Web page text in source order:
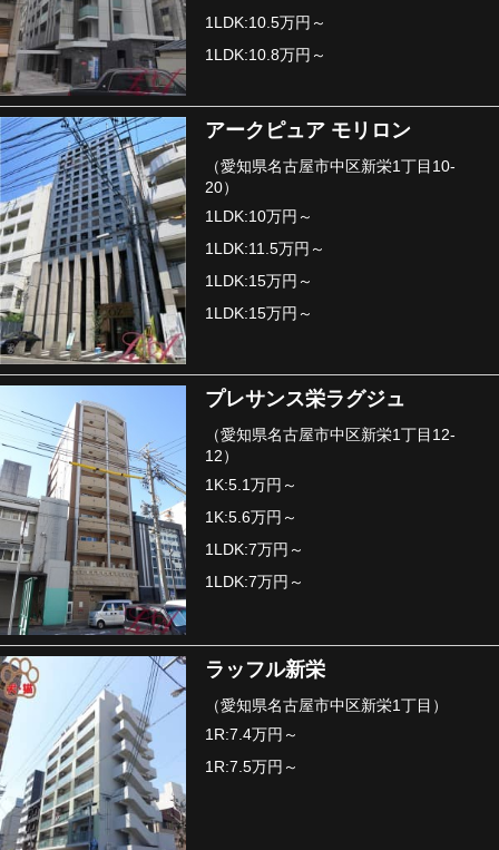
1LDK:10.5万円～
1LDK:10.8万円～
アークピュア モリロン
（愛知県名古屋市中区新栄1丁目10-
20）
1LDK:10万円～
1LDK:11.5万円～
1LDK:15万円～
1LDK:15万円～
プレサンス栄ラグジュ
（愛知県名古屋市中区新栄1丁目12-
12）
1K:5.1万円～
1K:5.6万円～
1LDK:7万円～
1LDK:7万円～
ラッフル新栄
（愛知県名古屋市中区新栄1丁目）
1R:7.4万円～
1R:7.5万円～